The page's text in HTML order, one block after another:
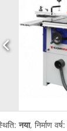
नया, निर्माण वर्ष: